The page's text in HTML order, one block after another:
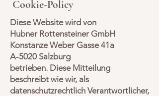
Cookie-Policy
Diese Website wird von
Hubner Rottensteiner GmbH
Konstanze Weber Gasse 41a
A-5020 Salzburg
betrieben. Diese Mitteilung
beschreibt wie wir, als
datenschutzrechtlich Verantwortlicher,